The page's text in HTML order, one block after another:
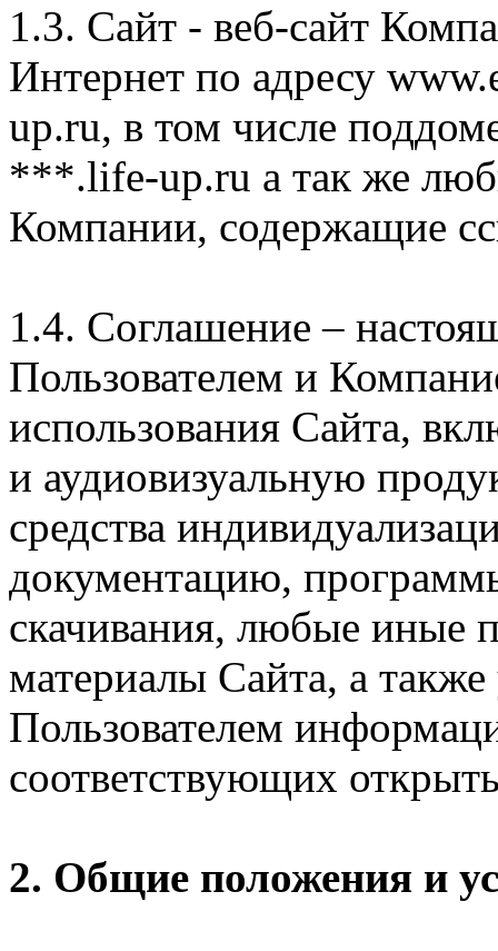
1.3. Сайт - веб-сайт
Интернет по адресу
up.ru, в том числе
***.life-up.ru а так же
Компании, содержащие
1.4. Соглашение –
Пользователем и
использования Сайта,
и аудиовизуальную
средства
документацию,
скачивания, любые иные
материалы Сайта, а
Пользователем
соответствующих
2. Общие положения и